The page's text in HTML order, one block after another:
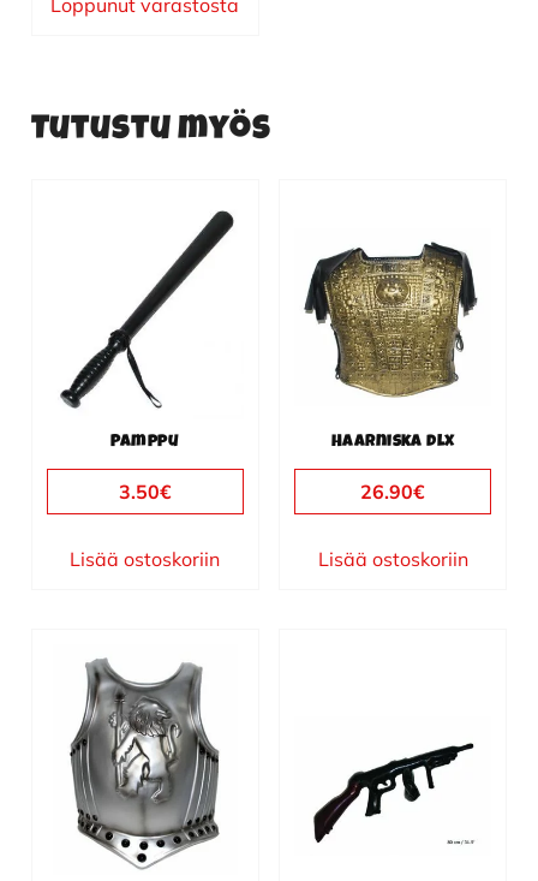
Loppunut varastosta
Tutustu myös
Pamppu
3.50€
Lisää ostoskoriin
Haarniska dlx
26.90€
Lisää ostoskoriin